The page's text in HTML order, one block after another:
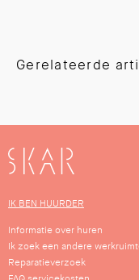
Gerelateerde
SKAR
IK BEN HUURDER
Informatie over huren
Ik zoek een andere
Reparatieverzoek